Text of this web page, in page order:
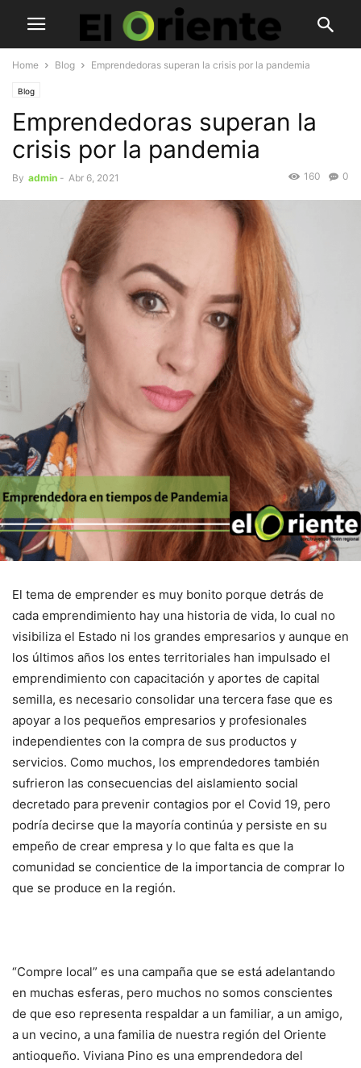
Home Blog Emprendedoras superan la crisis por la pandemia
Blog
Emprendedoras superan la
crisis por la pandemia
By admin - Abr 6, 2021 0
160
El tema de emprender es muy bonito porque detrás de
cada emprendimiento hay una historia de vida, lo cual no
visibiliza el Estado ni los grandes empresarios y aunque en
los últimos años los entes territoriales han impulsado el
emprendimiento con capacitación y aportes de capital
semilla, es necesario consolidar una tercera fase que es
apoyar a los pequeños empresarios y profesionales
independientes con la compra de sus productos y
servicios. Como muchos, los emprendedores también
sufrieron las consecuencias del aislamiento social
decretado para prevenir contagios por el Covid 19, pero
podría decirse que la mayoría continúa y persiste en su
empeño de crear empresa y lo que falta es que la
comunidad se concientice de la importancia de comprar lo
que se produce en la región.
“Compre local” es una campaña que se está adelantando
en muchas esferas, pero muchos no somos conscientes
de que eso representa respaldar a un familiar, a un amigo,
a un vecino, a una familia de nuestra región del Oriente
antioqueño. Viviana Pino es una emprendedora del